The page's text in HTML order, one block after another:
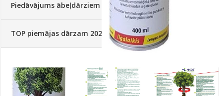
Piedāvājums ābeļdārziem
TOP piemājas dārzam 2024